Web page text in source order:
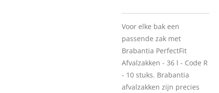
Voor elke bak een
passende zak met
Brabantia PerfectFit
Afvalzakken - 36 l - Code R
- 10 stuks. Brabantia
afvalzakken zijn precies